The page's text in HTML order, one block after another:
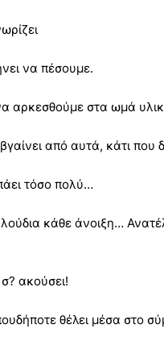
να πέσουμε.
αρκεσθούμε στα ωμά
από αυτά, κάτι
τόσο πολύ…
κάθε άνοιξη…
σ? ακούσει!
θέλει μέσα στο